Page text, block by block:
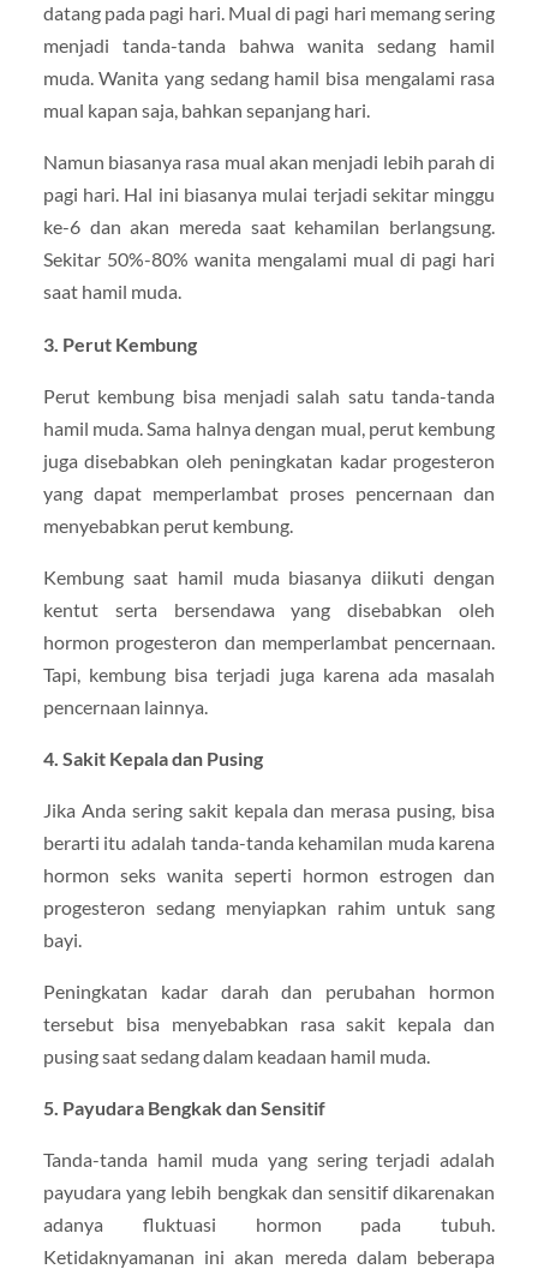
datang pada pagi hari. Mual di pagi hari memang sering
menjadi tanda-tanda bahwa wanita sedang hamil
muda. Wanita yang sedang hamil bisa mengalami rasa
mual kapan saja, bahkan sepanjang hari.
Namun biasanya rasa mual akan menjadi lebih parah di
pagi hari. Hal ini biasanya mulai terjadi sekitar minggu
ke-6 dan akan mereda saat kehamilan berlangsung.
Sekitar 50%-80% wanita mengalami mual di pagi hari
saat hamil muda.
3. Perut Kembung
Perut kembung bisa menjadi salah satu tanda-tanda
hamil muda. Sama halnya dengan mual, perut kembung
juga disebabkan oleh peningkatan kadar progesteron
yang dapat memperlambat proses pencernaan dan
menyebabkan perut kembung.
Kembung saat hamil muda biasanya diikuti dengan
kentut serta bersendawa yang disebabkan oleh
hormon progesteron dan memperlambat pencernaan.
Tapi, kembung bisa terjadi juga karena ada masalah
pencernaan lainnya.
4. Sakit Kepala dan Pusing
Jika Anda sering sakit kepala dan merasa pusing, bisa
berarti itu adalah tanda-tanda kehamilan muda karena
hormon seks wanita seperti hormon estrogen dan
progesteron sedang menyiapkan rahim untuk sang
bayi.
Peningkatan kadar darah dan perubahan hormon
tersebut bisa menyebabkan rasa sakit kepala dan
pusing saat sedang dalam keadaan hamil muda.
5. Payudara Bengkak dan Sensitif
Tanda-tanda hamil muda yang sering terjadi adalah
payudara yang lebih bengkak dan sensitif dikarenakan
adanya fluktuasi hormon pada tubuh.
Ketidaknyamanan ini akan mereda dalam beberapa